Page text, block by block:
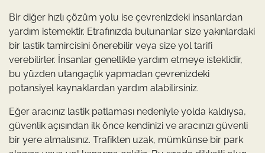
Bir diğer hızlı çözüm yolu ise çevrenizdeki insanlardan
yardım istemektir. Etrafınızda bulunanlar size yakınlardaki
bir lastik tamircisini önerebilir veya size yol tarifi
verebilirler. İnsanlar genellikle yardım etmeye isteklidir,
bu yüzden utangaçlık yapmadan çevrenizdeki
potansiyel kaynaklardan yardım alabilirsiniz.
Eğer aracınız lastik patlaması nedeniyle yolda kaldıysa,
güvenlik açısından ilk önce kendinizi ve aracınızı güvenli
bir yere almalısınız. Trafikten uzak, mümkünse bir park